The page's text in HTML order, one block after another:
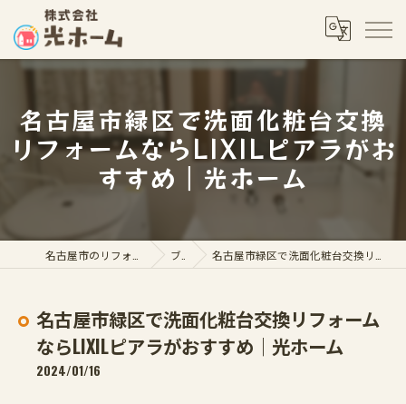
名古屋市緑区で洗面化粧台交換
リフォームならLIXILピアラがお
すすめ｜光ホーム
ブログ 名古屋市緑区で洗面化粧台交換リフォームならLIXILピアラがおすすめ｜光ホーム
名古屋市緑区で洗面化粧台交換リフォーム
ならLIXILピアラがおすすめ｜光ホーム
2024/01/16